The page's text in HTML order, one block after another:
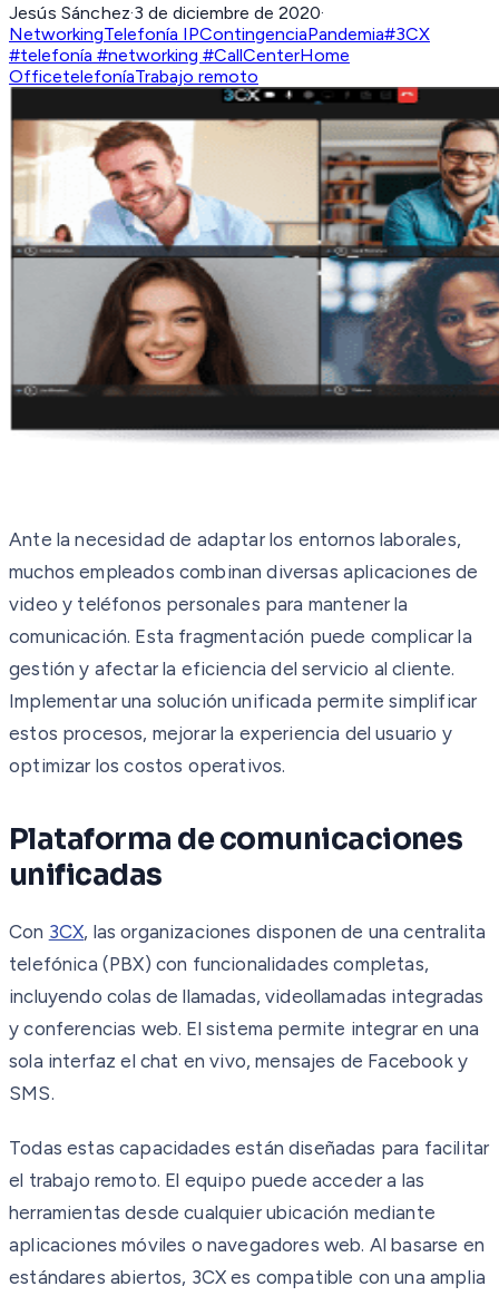
Jesús Sánchez·3 de diciembre de 2020·
NetworkingTelefonía IPContingenciaPandemia#3CX
#telefonía #networking #CallCenterHome
OfficetelefoníaTrabajo remoto
Ante la necesidad de adaptar los entornos laborales,
muchos empleados combinan diversas aplicaciones de
video y teléfonos personales para mantener la
comunicación. Esta fragmentación puede complicar la
gestión y afectar la eficiencia del servicio al cliente.
Implementar una solución unificada permite simplificar
estos procesos, mejorar la experiencia del usuario y
optimizar los costos operativos.
Plataforma de comunicaciones
unificadas
Con 3CX, las organizaciones disponen de una centralita
telefónica (PBX) con funcionalidades completas,
incluyendo colas de llamadas, videollamadas integradas
y conferencias web. El sistema permite integrar en una
sola interfaz el chat en vivo, mensajes de Facebook y
SMS.
Todas estas capacidades están diseñadas para facilitar
el trabajo remoto. El equipo puede acceder a las
herramientas desde cualquier ubicación mediante
aplicaciones móviles o navegadores web. Al basarse en
estándares abiertos, 3CX es compatible con una amplia